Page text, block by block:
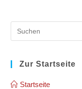
Zur Startseite
Startseite